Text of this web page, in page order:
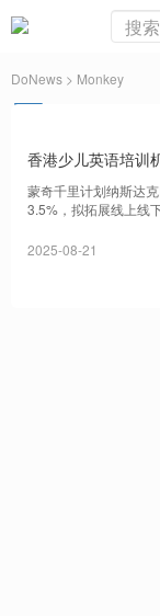
DoNews > Monkey
香港少儿英语培训
蒙奇千里计划纳斯达
3.5%，拟拓展线上线
2025-08-21